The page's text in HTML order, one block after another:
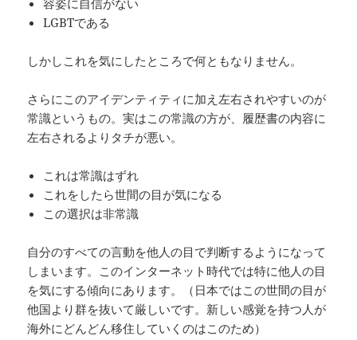
容姿に自信がない
LGBTである
しかしこれを気にしたところで何ともなりません。
さらにこのアイデンティティに加え左右されやすいのが
常識というもの。実はこの常識の方が、履歴書の内容に
左右されるよりタチが悪い。
これは常識はずれ
これをしたら世間の目が気になる
この選択は非常識
自分のすべての言動を他人の目で判断するようになって
しまいます。このインターネット時代では特に他人の目
を気にする傾向にあります。（日本ではこの世間の目が
他国より群を抜いて厳しいです。新しい感覚を持つ人が
海外にどんどん移住していくのはこのため）